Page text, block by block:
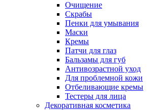
Очищение
Скрабы
Пенки для умывания
Маски
Кремы
Патчи для глаз
Бальзамы для губ
Антивозрастной уход
Для проблемной кожи
Oтбеливающие кремы
Тестеры для лица
Декоративная косметика